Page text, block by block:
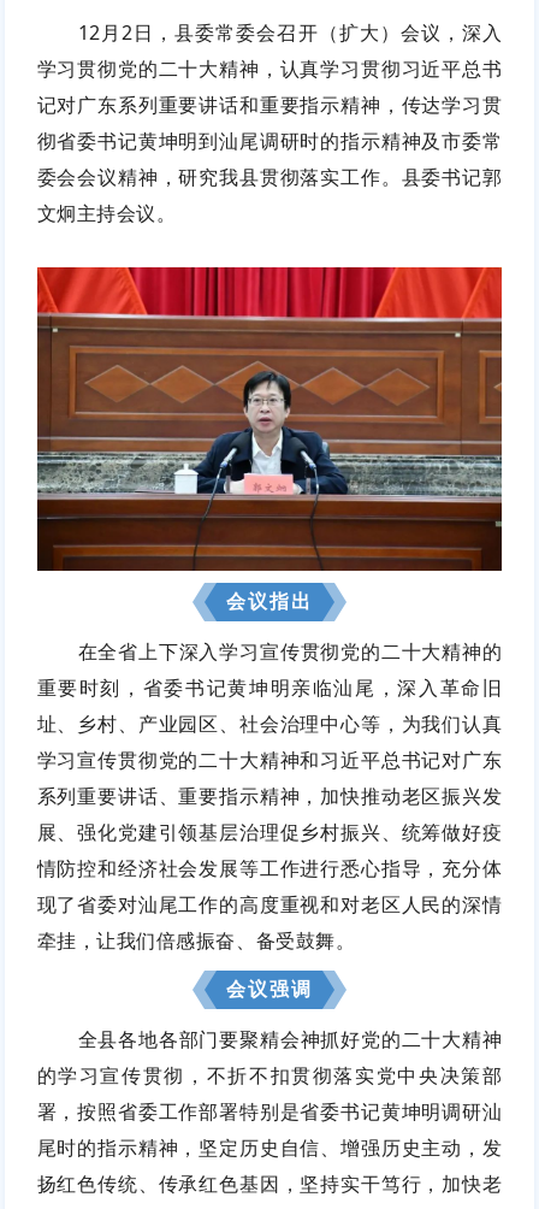
12月2日，县委常委会召开（扩大）会议，深入
学习贯彻党的二十大精神，认真学习贯彻习近平总书
记对广东系列重要讲话和重要指示精神，传达学习贯
彻省委书记黄坤明到汕尾调研时的指示精神及市委常
委会会议精神，研究我县贯彻落实工作。县委书记郭
文炯主持会议。
会议指出
在全省上下深入学习宣传贯彻党的二十大精神的
重要时刻，省委书记黄坤明亲临汕尾，深入革命旧
址、乡村、产业园区、社会治理中心等，为我们认真
学习宣传贯彻党的二十大精神和习近平总书记对广东
系列重要讲话、重要指示精神，加快推动老区振兴发
展、强化党建引领基层治理促乡村振兴、统筹做好疫
情防控和经济社会发展等工作进行悉心指导，充分体
现了省委对汕尾工作的高度重视和对老区人民的深情
牵挂，让我们倍感振奋、备受鼓舞。
会议强调
全县各地各部门要聚精会神抓好党的二十大精神
的学习宣传贯彻，不折不扣贯彻落实党中央决策部
署，按照省委工作部署特别是省委书记黄坤明调研汕
尾时的指示精神，坚定历史自信、增强历史主动，发
扬红色传统、传承红色基因，坚持实干笃行，加快老